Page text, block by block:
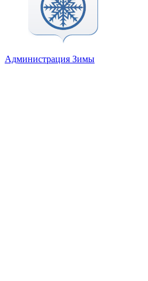
Администрация Зимы